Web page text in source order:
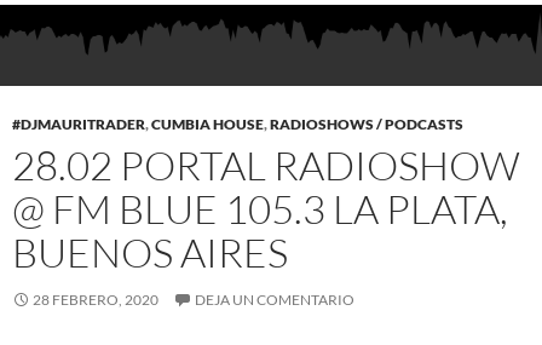
#DJMAURITRADER,CUMBIA HOUSE,RADIOSHOWS / PODCASTS
28.02 PORTAL RADIOSHOW
@ FM BLUE 105.3 LA PLATA,
BUENOS AIRES
28 FEBRERO, 2020 DEJA UN COMENTARIO